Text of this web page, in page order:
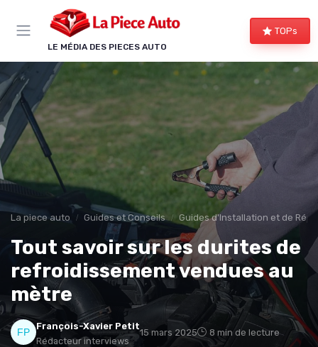
LE MÉDIA DES PIECES AUTO
TOPs
La piece auto Guides et Conseils Guides d'Installation et de
Tout savoir sur les durites de
refroidissement vendues au
mètre
François-Xavier Petit
Rédacteur interviews
15 mars 2025 8 min de lecture
Panneau de gestion des cookies